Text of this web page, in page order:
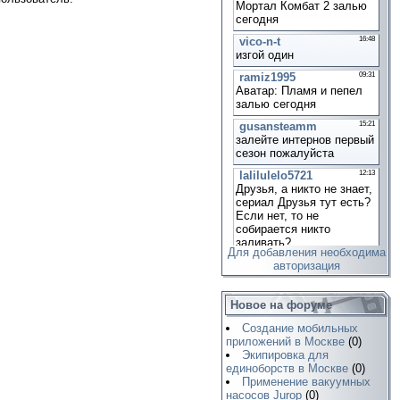
Для добавления необходима
авторизация
Новое на форуме
Создание мобильных
приложений в Москве (0)
Экипировка для
единоборств в Москве (0)
Применение вакуумных
насосов Jurop (0)